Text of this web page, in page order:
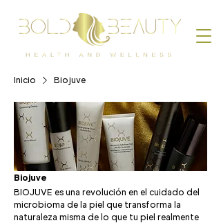
Inicio Biojuve
Biojuve
BIOJUVE es una revolución en el cuidado del
microbioma de la piel que transforma la
naturaleza misma de lo que tu piel realmente